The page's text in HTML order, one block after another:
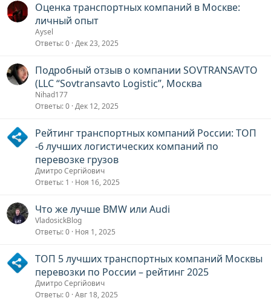
Оценка транспортных компаний в Москве:
личный опыт
Aysel
Ответы 0 Дек 23, 2025
Подробный отзыв о компании SOVTRANSAVTO
(LLC “Sovtransavto Logistic”, Москва
Nihad177
Ответы 0 Дек 12, 2025
Рейтинг транспортных компаний России: ТОП
-6 лучших логистических компаний по
перевозке грузов
Дмитро Сергійович
Ответы 1 Ноя 16, 2025
Что же лучше BMW или Audi
VladosickBlog
Ответы 0 Ноя 1, 2025
ТОП 5 лучших транспортных компаний Москвы
перевозки по России – рейтинг 2025
Дмитро Сергійович
Ответы 0 Авг 18, 2025